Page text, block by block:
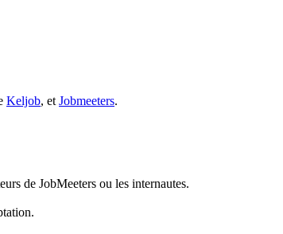
Keljob, et Jobmeeters.
de JobMeeters ou les internautes.